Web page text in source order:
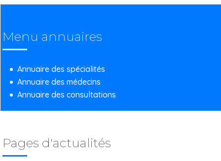
Menu annuaires
Annuaire des spécialités
Annuaire des médecins
Annuaire des consultations
Pages d'actualités